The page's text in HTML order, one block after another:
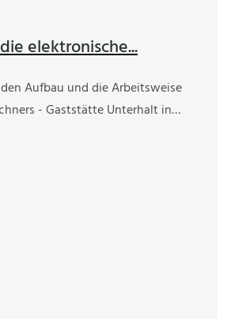
elektronische...
Aufbau und die Arbeitsweise
- Gaststätte Unterhalt in…